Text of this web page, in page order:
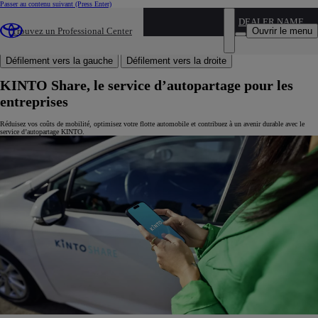
Passer au contenu suivant (Press Enter)
Trouvez un Professional Center
DEALER NAME
Ouvrir le menu
Crédit bail Easy Pro
Crédit bail Easy Pro
KINTO MobilitéKINTO Mobilité
Défilement vers la gauche Défilement vers la droite
KINTO Share, le service d’autopartage pour les
entreprises
Réduisez vos coûts de mobilité, optimisez votre flotte automobile et contribuez à un avenir durable avec le
service d’autopartage KINTO.